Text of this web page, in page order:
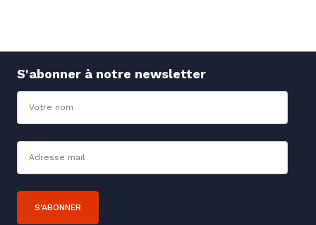
S'abonner à notre newsletter
S'ABONNER